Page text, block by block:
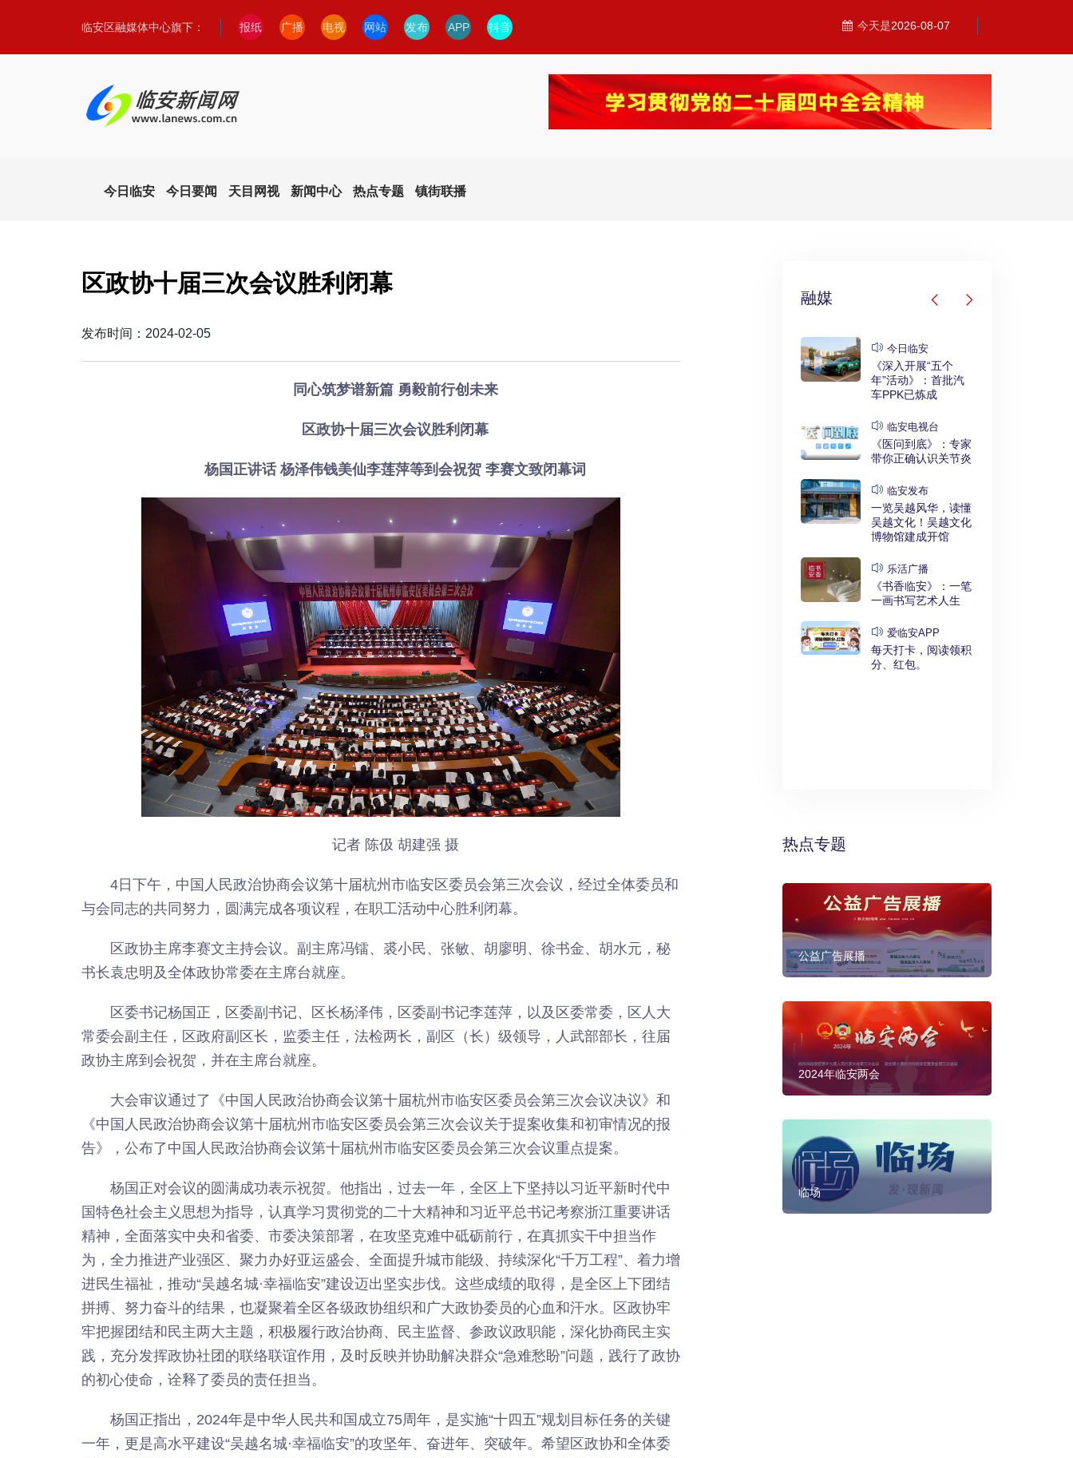
临安区融媒体中心旗下： 报纸 广播 电视 网站 发布 APP 抖音 今天是2026-08-07
今日临安 今日要闻 天目网视 新闻中心 热点专题 镇街联播
区政协十届三次会议胜利闭幕
发布时间：2024-02-05
同心筑梦谱新篇 勇毅前行创未来
区政协十届三次会议胜利闭幕
杨国正讲话 杨泽伟钱美仙李莲萍等到会祝贺 李赛文致闭幕词
记者 陈伋 胡建强 摄
4日下午，中国人民政治协商会议第十届杭州市临安区委员会第三次会议，经过全体委员和
与会同志的共同努力，圆满完成各项议程，在职工活动中心胜利闭幕。
区政协主席李赛文主持会议。副主席冯镭、裘小民、张敏、胡廖明、徐书金、胡水元，秘
书长袁忠明及全体政协常委在主席台就座。
区委书记杨国正，区委副书记、区长杨泽伟，区委副书记李莲萍，以及区委常委，区人大
常委会副主任，区政府副区长，监委主任，法检两长，副区（长）级领导，人武部部长，往届
政协主席到会祝贺，并在主席台就座。
大会审议通过了《中国人民政治协商会议第十届杭州市临安区委员会第三次会议决议》和
《中国人民政治协商会议第十届杭州市临安区委员会第三次会议关于提案收集和初审情况的报
告》，公布了中国人民政治协商会议第十届杭州市临安区委员会第三次会议重点提案。
杨国正对会议的圆满成功表示祝贺。他指出，过去一年，全区上下坚持以习近平新时代中
国特色社会主义思想为指导，认真学习贯彻党的二十大精神和习近平总书记考察浙江重要讲话
精神，全面落实中央和省委、市委决策部署，在攻坚克难中砥砺前行，在真抓实干中担当作
为，全力推进产业强区、聚力办好亚运盛会、全面提升城市能级、持续深化“千万工程”、着力增
进民生福祉，推动“吴越名城·幸福临安”建设迈出坚实步伐。这些成绩的取得，是全区上下团结
拼搏、努力奋斗的结果，也凝聚着全区各级政协组织和广大政协委员的心血和汗水。区政协牢
牢把握团结和民主两大主题，积极履行政治协商、民主监督、参政议政职能，深化协商民主实
践，充分发挥政协社团的联络联谊作用，及时反映并协助解决群众“急难愁盼”问题，践行了政协
的初心使命，诠释了委员的责任担当。
杨国正指出，2024年是中华人民共和国成立75周年，是实施“十四五”规划目标任务的关键
一年，更是高水平建设“吴越名城·幸福临安”的攻坚年、奋进年、突破年。希望区政协和全体委
融媒
《深入开展“五个
年”活动》：首批汽
车PPK已炼成
吴越文化！吴越文化
博物馆建成开馆
乐活广播
《书香临安》：一笔
一画书写艺术人生
爱临安APP
每天打卡，阅读领积
分、红包。
《见证实干奋进》：
今日临安
《深入开展“五个
年”活动》：首批汽
车PPK已炼成
临安电视台
《医问到底》：专家
带你正确认识关节炎
临安发布
一览吴越风华，读懂
吴越文化！吴越文化
博物馆建成开馆
乐活广播
《书香临安》：一笔
一画书写艺术人生
爱临安APP
每天打卡，阅读领积
分、红包。
热点专题
公益广告展播
2024年临安两会
临场